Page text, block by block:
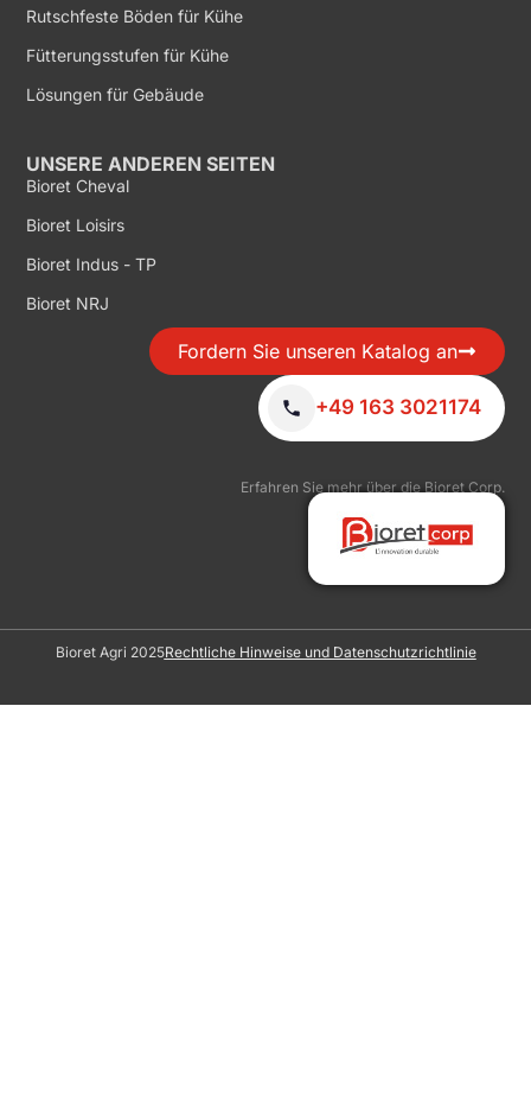
Rutschfeste Böden für Kühe
Fütterungsstufen für Kühe
Lösungen für Gebäude
UNSERE ANDEREN SEITEN
Bioret Cheval
Bioret Loisirs
Bioret Indus - TP
Bioret NRJ
Fordern Sie unseren Katalog an
+49 163 3021174
Erfahren Sie mehr über die Bioret Corp.
Bioret Agri 2025Rechtliche Hinweise und Datenschutzrichtlinie